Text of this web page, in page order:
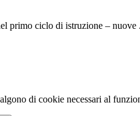
primo ciclo di istruzione – nuove
di cookie necessari al